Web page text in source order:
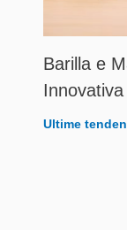
Barilla e
Ultime